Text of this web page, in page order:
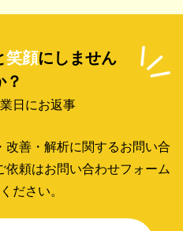
笑顔にしません
？
日にお返事
善・解析に関するお問い合
依頼はお問い合わせフォーム
ださい。